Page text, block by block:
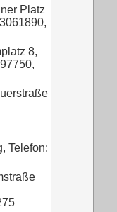
Platz
8,
Telefon: